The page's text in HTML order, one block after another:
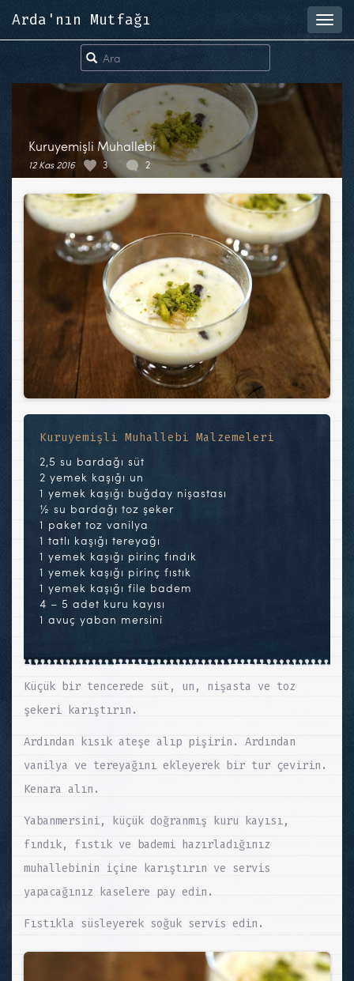
Arda'nın Mutfağı
Kuruyemişli Muhallebi
12 Kas 2016 3 2
Kuruyemişli Muhallebi Malzemeleri
2,5 su bardağı süt
2 yemek kaşığı un
1 yemek kaşığı buğday nişastası
½ su bardağı toz şeker
1 paket toz vanilya
1 tatlı kaşığı tereyağı
1 yemek kaşığı pirinç fındık
1 yemek kaşığı pirinç fıstık
1 yemek kaşığı file badem
4 – 5 adet kuru kayısı
1 avuç yaban mersini
Küçük bir tencerede süt, un, nişasta ve toz
şekeri karıştırın.
Ardından kısık ateşe alıp pişirin. Ardından
vanilya ve tereyağını ekleyerek bir tur çevirin.
Kenara alın.
Yabanmersini, küçük doğranmış kuru kayısı,
fındık, fıstık ve bademi hazırladığınız
muhallebinin içine karıştırın ve servis
yapacağınız kaselere pay edin.
Fıstıkla süsleyerek soğuk servis edin.